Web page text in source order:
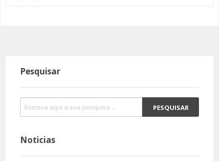
Pesquisar
Noticias